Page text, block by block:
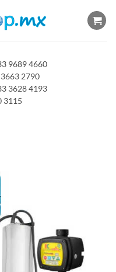
9689 4660
3663 2790
3628 4193
3115